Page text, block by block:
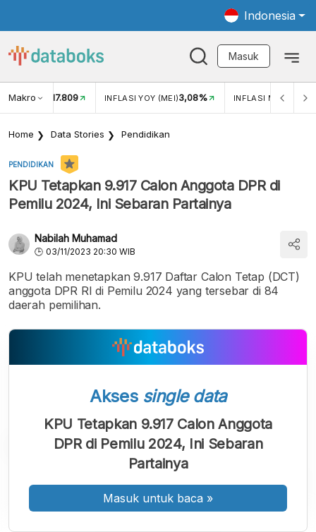
Indonesia
Masuk
Makro
USD/IDR 17.809 INFLASI YOY (MEI)3,08% INFLASI MOM (MEI)
Home Data Stories Pendidikan
PENDIDIKAN
KPU Tetapkan 9.917 Calon Anggota DPR di
Pemilu 2024, Ini Sebaran Partainya
Nabilah Muhamad
03/11/2023 20:30 WIB
KPU telah menetapkan 9.917 Daftar Calon Tetap (DCT)
anggota DPR RI di Pemilu 2024 yang tersebar di 84
daerah pemilihan.
Akses single data
KPU Tetapkan 9.917 Calon Anggota
DPR di Pemilu 2024, Ini Sebaran
Partainya
Masuk untuk baca »